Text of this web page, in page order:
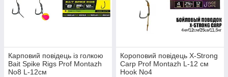
Карповий повідець із голкою
Bait Spike Rigs Prof Montazh
No8 L-12см
Короповий повідець X-Strong
Carp Prof Montazh L-12 см
Hook No4